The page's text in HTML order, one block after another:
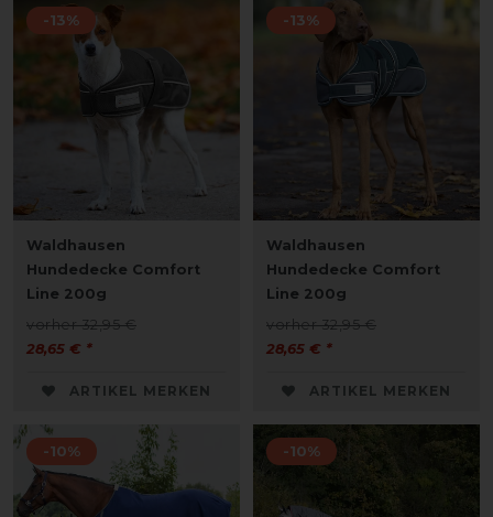
-13%
Waldhausen
Hundedecke Comfort
Line 200g
vorher 32,95 €
28,65 € *
ARTIKEL MERKEN
-13%
Waldhausen
Hundedecke Comfort
Line 200g
vorher 32,95 €
28,65 € *
ARTIKEL MERKEN
-10% -10%